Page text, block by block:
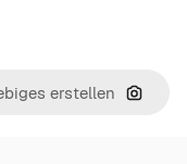
Nach